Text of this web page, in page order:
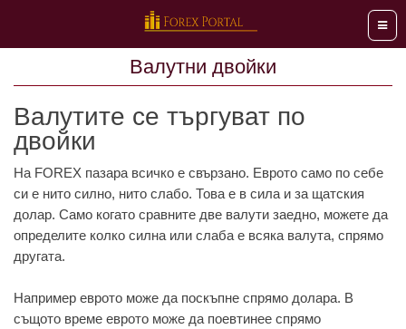
Меню
Валутни двойки
Валутите се търгуват по
двойки
На FOREX пазара всичко е свързано. Еврото само по себе
си е нито силно, нито слабо. Това е в сила и за щатския
долар. Само когато сравните две валути заедно, можете да
определите колко силна или слаба е всяка валута, спрямо
другата.
Например еврото може да поскъпне спрямо долара. В
същото време еврото може да поевтинее спрямо